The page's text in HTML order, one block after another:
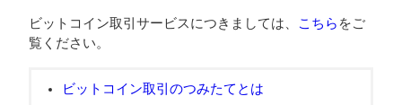
ビットコイン取引サービスにつきましては、 こちら をご
覧ください。
ビットコイン取引のつみたてとは